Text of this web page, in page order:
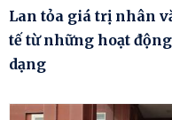
Lan tỏa giá trị nhân
tế từ những hoạt
dạng